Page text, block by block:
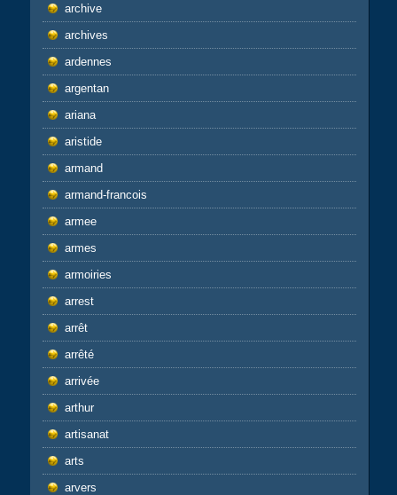
archive
archives
ardennes
argentan
ariana
aristide
armand
armand-francois
armee
armes
armoiries
arrest
arrêt
arrêté
arrivée
arthur
artisanat
arts
arvers